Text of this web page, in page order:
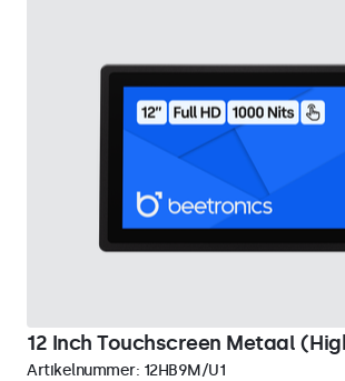
12 Inch Touchscreen Metaal
Artikelnummer: 12HB9M/U1